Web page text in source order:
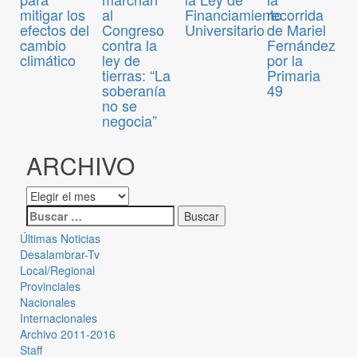
mitigar los
efectos del
cambio
climático
al
Congreso
contra la
ley de
tierras: “La
soberanía
no se
negocia”
Financiamiento
Universitario
recorrida
de Mariel
Fernández
por la
Primaria
49
ARCHIVO
Últimas Noticias
Desalambrar-Tv
Local/Regional
Provinciales
Nacionales
Internacionales
Archivo 2011-2016
Staff